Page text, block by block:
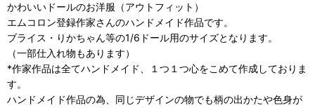
かわいいドールのお洋服（アウトフィット）
エムコロン登録作家さんのハンドメイド作品です。
ブライス・りかちゃん等の1/6ドール用のサイズとなります。
（一部仕入れ物もあります）
*作家作品は全てハンドメイド、１つ１つ心をこめて作成しておりま
す。
ハンドメイド作品の為、同じデザインの物でも柄の出かたや色身が